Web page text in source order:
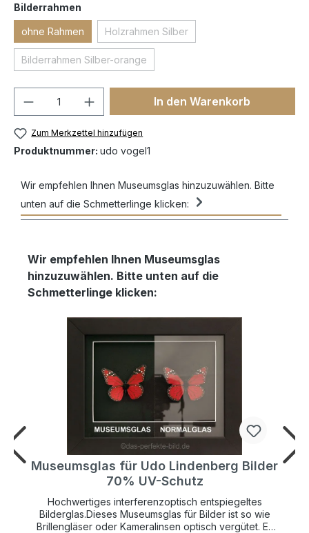
Bilderrahmen
ohne Rahmen Holzrahmen Silber
Bilderrahmen Silber-orange
In den Warenkorb
Zum Merkzettel hinzufügen
Produktnummer: udo vogel1
Wir empfehlen Ihnen Museumsglas hinzuzuwählen. Bitte
unten auf die Schmetterlinge klicken:
Wir empfehlen Ihnen Museumsglas
hinzuzuwählen. Bitte unten auf die
Schmetterlinge klicken:
Museumsglas für Udo Lindenberg Bilder
70% UV-Schutz
Hochwertiges interferenzoptisch entspiegeltes
Bilderglas.Dieses Museumsglas für Bilder ist so wie
Brillengläser oder Kameralinsen optisch vergütet. Es